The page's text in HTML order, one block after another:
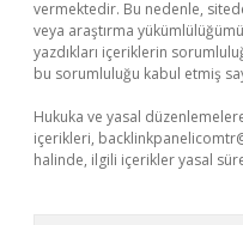
vermektedir. Bu nedenle,
veya araştırma
yazdıkları içeriklerin
bu sorumluluğu kabul etmiş
Hukuka ve yasal
içerikleri,
halinde, ilgili içerikler yasal